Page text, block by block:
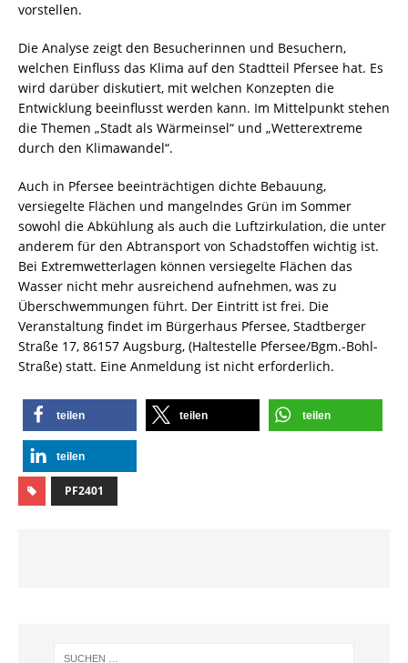
vorstellen.
Die Analyse zeigt den Besucherinnen und Besuchern,
welchen Einfluss das Klima auf den Stadtteil Pfersee hat. Es
wird darüber diskutiert, mit welchen Konzepten die
Entwicklung beeinflusst werden kann. Im Mittelpunkt stehen
die Themen „Stadt als Wärmeinsel“ und „Wetterextreme
durch den Klimawandel“.
Auch in Pfersee beeinträchtigen dichte Bebauung,
versiegelte Flächen und mangelndes Grün im Sommer
sowohl die Abkühlung als auch die Luftzirkulation, die unter
anderem für den Abtransport von Schadstoffen wichtig ist.
Bei Extremwetterlagen können versiegelte Flächen das
Wasser nicht mehr ausreichend aufnehmen, was zu
Überschwemmungen führt. Der Eintritt ist frei. Die
Veranstaltung findet im Bürgerhaus Pfersee, Stadtberger
Straße 17, 86157 Augsburg, (Haltestelle Pfersee/Bgm.-Bohl-
Straße) statt. Eine Anmeldung ist nicht erforderlich.
teilen teilen teilen
teilen
PF2401